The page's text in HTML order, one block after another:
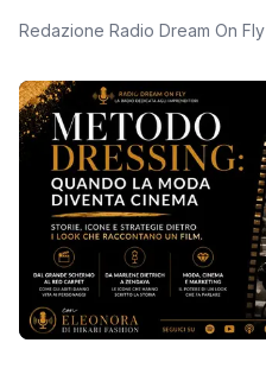
Redazione Radio Dream On Fly